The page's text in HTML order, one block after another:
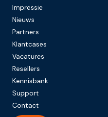
Impressie
Nieuws
Partners
Klantcases
Vacatures
Resellers
Kennisbank
Support
Contact